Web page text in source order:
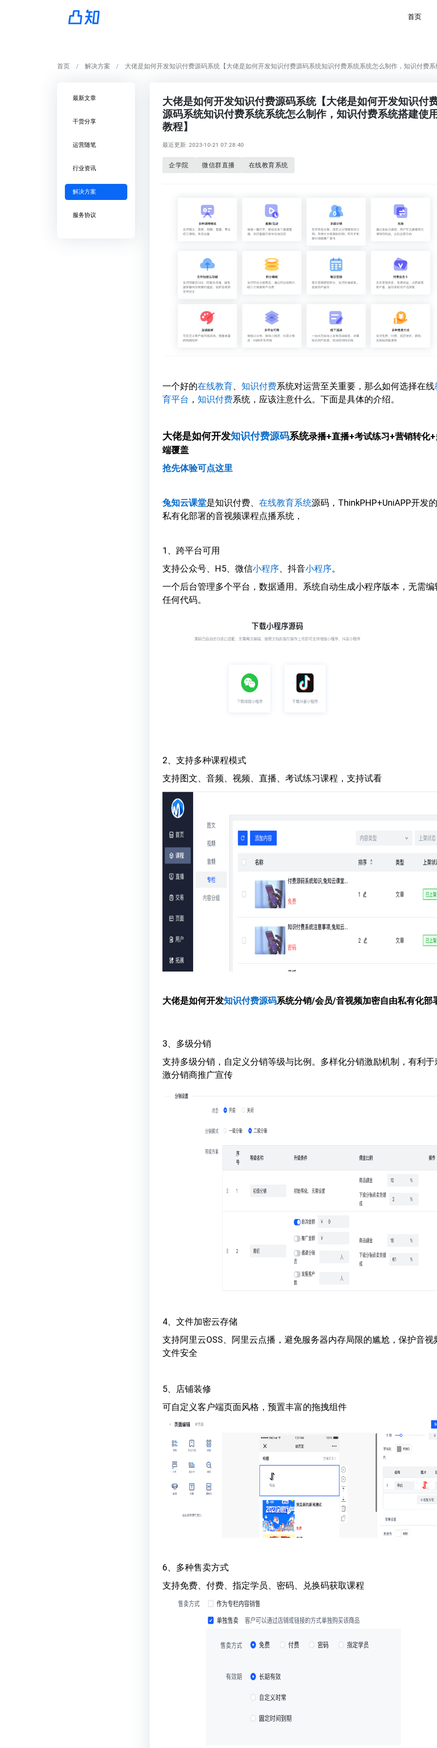
首页
首页 解决方案 大佬是如何开发知识付费源码系统【大佬是如何开发知识付费源码系统知识付费系统系统怎么制作，知识付费
最新文章
干货分享
运营随笔
行业资讯
解决方案
服务协议
大佬是如何开发知识付费源码系统【大佬是如何开发知识付
源码系统知识付费系统系统怎么制作，知识付费系统搭建使
教程】
最近更新: 2023-10-21 07:28:40
企学院 微信群直播 在线教育系统
一个好的在线教育、 知识付费系统对运营至关重要，那么如何选择在线
育平台 ， 知识付费系统，应该注意什么。下面是具体的介绍。
大佬是如何开发知识付费源码系统录播+直播+考试练习+营销转化
端覆盖
抢先体验可点这里
兔知云课堂是知识付费、 在线教育系统源码，ThinkPHP+UniAPP开发
私有化部署的音视频课程点播系统，
1、跨平台可用
支持公众号、H5、微信小程序、抖音小程序。
一个后台管理多个平台，数据通用。系统自动生成小程序版本，无需编
任何代码。
2、支持多种课程模式
支持图文、音频、视频、直播、考试练习课程，支持试看
大佬是如何开发知识付费源码系统分销/会员/音视频加密自由私有化部
3、多级分销
支持多级分销，自定义分销等级与比例。多样化分销激励机制，有利于
激分销商推广宣传
4、文件加密云存储
支持阿里云OSS、阿里云点播，避免服务器内存局限的尴尬，保护音视
文件安全
5、店铺装修
可自定义客户端页面风格，预置丰富的拖拽组件
6、多种售卖方式
支持免费、付费、指定学员、密码、兑换码获取课程